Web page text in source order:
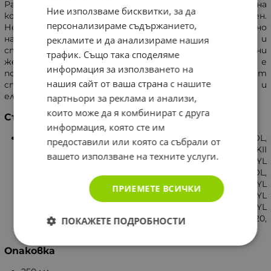
Растителните пигменти в състава му помагат на
кожата да придобива равномерен и дълготраен тен.
Не съдържа парабени. Маслото от какао е доказано
най-добрият естествен продукт срещу белези и
стрии по кожата. Редовно се препоръчва на бременни
жени и при планирани диети, когато кожата е
подложена на значителни промени и се нуждае от
специални грижи, за да остане здрава, стегната и
еластична.
Състав
NIACINAMIDE, PROPYLENE GLYCOL, PANTHENOL,
SODIUM CARBOMER, BUTYROSPERMUM PARKII
BUTTER, DISODIUM EDTA, CETEARETH-12, CETEARYL
ALCOHOL, METHYLPROPANDIOL, PHENOXYETHANOL,
GLYCERIN, AQUA, PARAFFINUM LIQUIDUM, GLYCERYL
STEARATE, THEOBROMA CACAO SEED BUTTER, CETYL
PALMITATE, TOCOPHERYL ACETATE, ISOPROPYL
MYSTRATE, PARFUM, CETEARETH-20,
Опаковка
Ние използваме бисквитки, за да
персонализираме съдържанието,
рекламите и да анализираме нашия
трафик. Също така споделяме
информация за използването на
нашия сайт от ваша страна с нашите
партньори за реклама и анализи,
които може да я комбинират с друга
информация, която сте им
предоставили или която са събрали от
вашето използване на техните услуги.
ПРИЕМЕТЕ ВСИЧКИ
ПОКАЖЕТЕ ПОДРОБНОСТИ